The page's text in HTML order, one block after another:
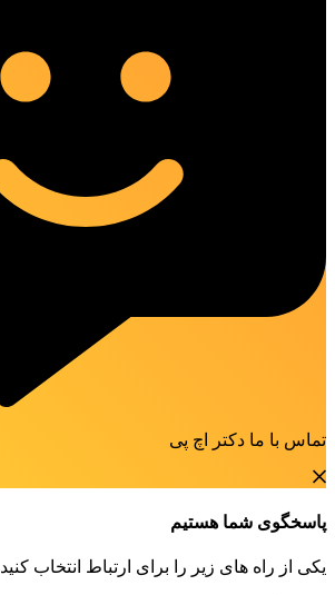
تماس با ما دکتر اچ پی
پاسخگوی شما هستیم
یکی از راه های زیر را برای ارتباط انتخاب کنید